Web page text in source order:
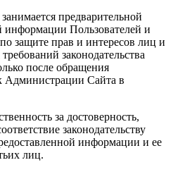
предварительной
информации Пользователей и
защите прав и интересов лиц и
законодательства
после обращения
Администрации Сайта в
за достоверность,
законодательству
информации и ее
лиц.